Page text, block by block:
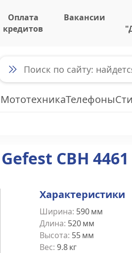
Оплата
кредитов
Вакансии
МототехникаТелефоны
СВН 4461
Характеристики
Ширина: 590мм
Длина: 520мм
Высота: 55мм
Вес: 9.8кг